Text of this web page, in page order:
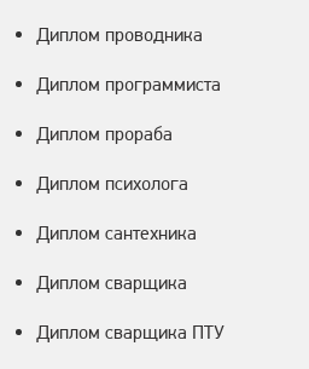
Диплом проводника
Диплом программиста
Диплом прораба
Диплом психолога
Диплом сантехника
Диплом сварщика
Диплом сварщика ПТУ